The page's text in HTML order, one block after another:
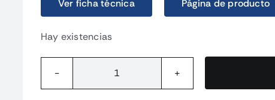
Ver ficha técnica Página de producto
Hay existencias
J7KN3224